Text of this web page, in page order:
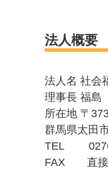
法人概要
法人名 社
理事長 福
所在地 〒
群馬県太田
TEL
FAX 直接